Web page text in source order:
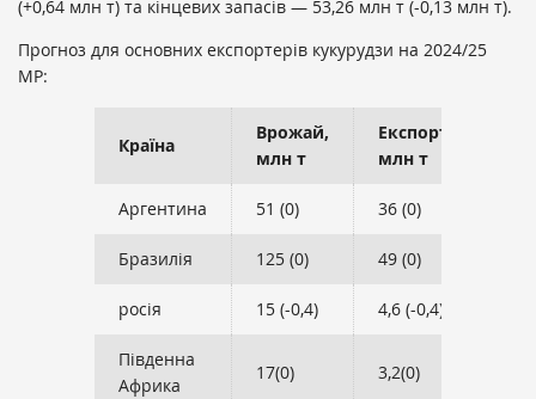
(+0,64 млн т) та кінцевих запасів — 53,26 млн т (-0,13 млн т).
Прогноз для основних експортерів кукурудзи на 2024/25
МР:
Країна
Врожай,
млн т
Експорт,
млн т
Аргентина 51 (0) 36 (0)
Бразилія 125 (0) 49 (0)
росія 15 (-0,4) 4,6 (-0,4)
Південна
Африка
17(0) 3,2(0)